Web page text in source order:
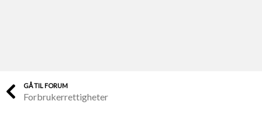
Finn håndverkere
GÅ TIL FORUM
Forbrukerrettigheter